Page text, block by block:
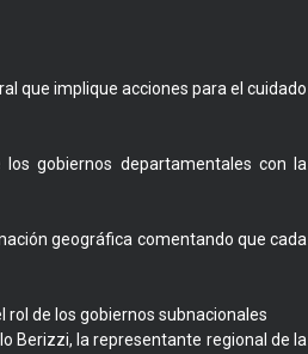
que implique acciones para el cuidado
gobiernos departamentales con la
geográfica comentando que cada
de los gobiernos subnacionales
Berizzi, la representante regional de la